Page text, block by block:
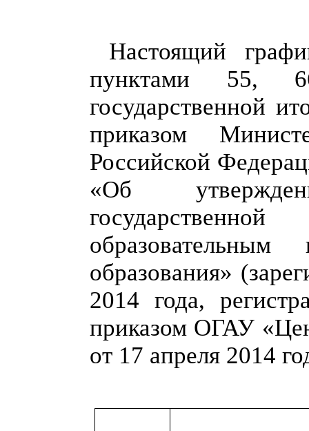
Настоящий
пунктами 55,
государственной
приказом
Российской
«Об
образования»
2014 года,
приказом ОГАУ
от 17 апреля 2014